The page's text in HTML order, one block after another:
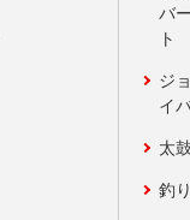
バ
ト
ジ
イ
太
釣